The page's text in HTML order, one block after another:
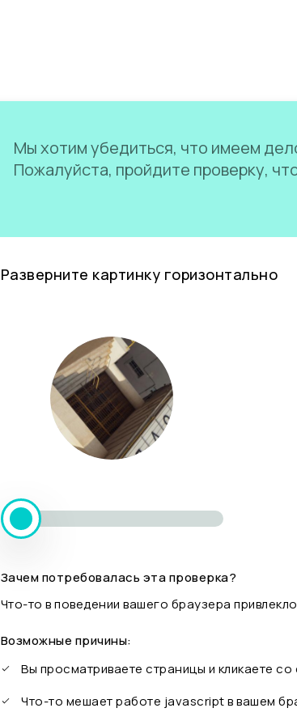
Мы хотим убедиться, что имеем
Пожалуйста, пройдите проверку,
Разверните картинку горизонтально
Зачем потребовалась эта проверка?
Что-то в поведении вашего браузера
Возможные причины:
Вы просматриваете страницы и кликаете
Что-то мешает работе javascript в вашем